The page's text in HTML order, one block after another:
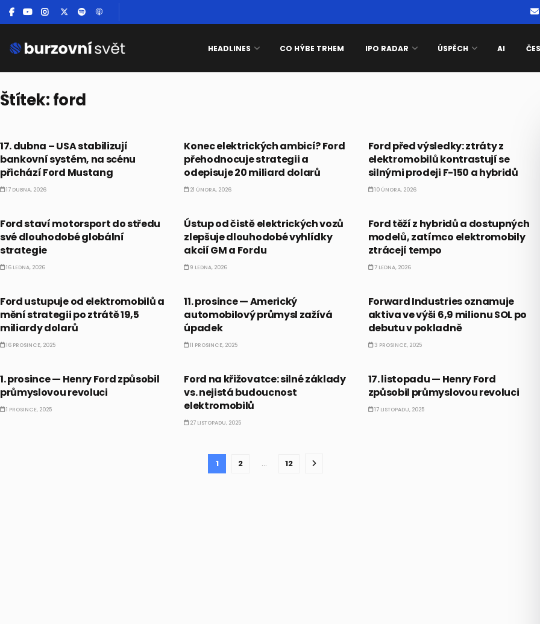
HEADLINES CO HÝBE TRHEM IPO RADAR ÚSPĚCH AI
Štítek:ford
17. dubna – USA stabilizují
bankovní systém, na scénu
přichází Ford Mustang
17 DUBNA, 2026
Konec elektrických ambicí? Ford
přehodnocuje strategii a
odepisuje 20 miliard dolarů
21 ÚNORA, 2026
Ford před výsledky: ztráty z
elektromobilů kontrastují se
silnými prodeji F-150 a hybridů
10 ÚNORA, 2026
Ford staví motorsport do středu
své dlouhodobé globální
strategie
16 LEDNA, 2026
Ústup od čistě elektrických vozů
zlepšuje dlouhodobé vyhlídky
akcií GM a Fordu
9 LEDNA, 2026
Ford těží z hybridů a dostupných
modelů, zatímco elektromobily
ztrácejí tempo
7 LEDNA, 2026
Ford ustupuje od elektromobilů a
mění strategii po ztrátě 19,5
miliardy dolarů
16 PROSINCE, 2025
11. prosince — Americký
automobilový průmysl zažívá
úpadek
11 PROSINCE, 2025
Forward Industries oznamuje
aktiva ve výši 6,9 milionu SOL po
debutu v pokladně
3 PROSINCE, 2025
1. prosince — Henry Ford způsobil
průmyslovou revoluci
1 PROSINCE, 2025
Ford na křižovatce: silné základy
vs. nejistá budoucnost
elektromobilů
27 LISTOPADU, 2025
17. listopadu — Henry Ford
způsobil průmyslovou revoluci
17 LISTOPADU, 2025
1 2 … 12